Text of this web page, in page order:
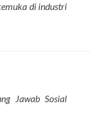
di industri
Jawab Sosial